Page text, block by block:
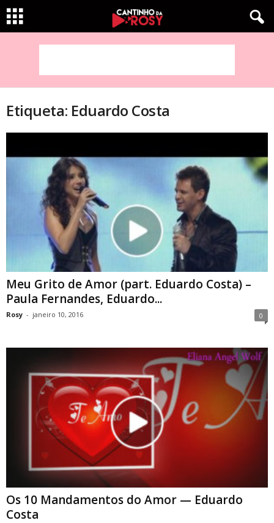
Etiqueta: Eduardo Costa
Meu Grito de Amor (part. Eduardo Costa) –
Paula Fernandes, Eduardo...
Rosy - janeiro 10, 2016 0
Os 10 Mandamentos do Amor — Eduardo
Costa